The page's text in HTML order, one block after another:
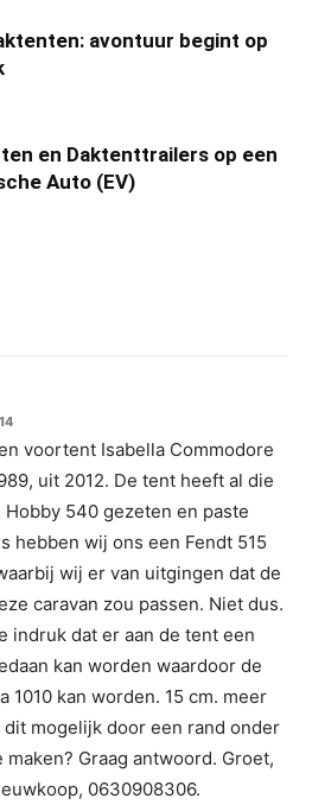
avontuur begint op
en Daktenttrailers op een
Auto (EV)
voortent Isabella Commodore
uit 2012. De tent heeft al die
Hobby 540 gezeten en paste
hebben wij ons een Fendt 515
wij er van uitgingen dat de
caravan zou passen. Niet dus.
indruk dat er aan de tent een
kan worden waardoor de
1010 kan worden. 15 cm. meer
dit mogelijk door een rand onder
maken? Graag antwoord. Groet,
0630908306.